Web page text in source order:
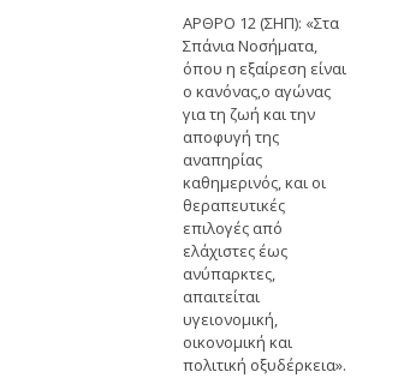
ΑΡΘΡΟ 12 (ΣΗΠ): «Στα
Σπάνια Νοσήματα,
όπου η εξαίρεση είναι
ο κανόνας,ο αγώνας
για τη ζωή και την
αποφυγή της
αναπηρίας
καθημερινός, και οι
θεραπευτικές
επιλογές από
ελάχιστες έως
ανύπαρκτες,
απαιτείται
υγειονομική,
οικονομική και
πολιτική οξυδέρκεια».